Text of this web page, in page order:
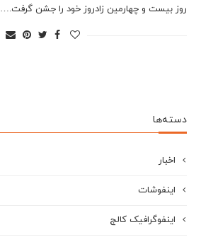
روز بیست و چهارمین زادروز خود را جشن گرفت.…
دسته‌ها
اخبار
اینفوشات
اینفوگرافیک کالج